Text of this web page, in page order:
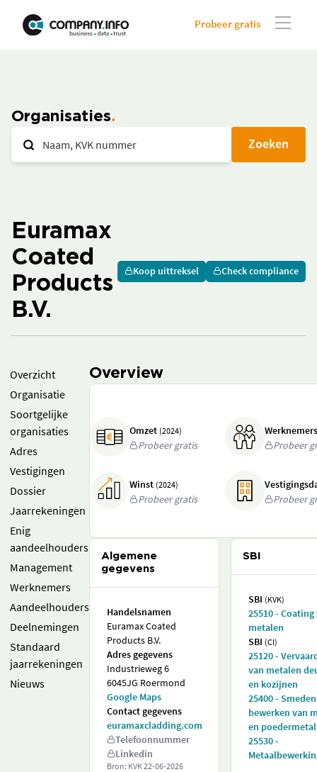
Probeer gratis
Organisaties
Zoeken
Euramax
Coated
Products
B.V.
Koop uittreksel Check compliance
Overzicht
Organisatie
Soortgelijke
organisaties
Adres
Vestigingen
Dossier
Jaarrekeningen
Enig
aandeelhouders
Management
Werknemers
Aandeelhouders
Deelnemingen
Standaard
jaarrekeningen
Nieuws
Overview
Omzet (2024)
Probeer gratis
Probeer
Winst (2024)
Probeer gratis
Probeer
Algemene
gegevens
Handelsnamen
Euramax Coated
Products B.V.
Adres gegevens
Industrieweg 6
6045JG Roermond
Google Maps
Contact gegevens
euramaxcladding.com
Telefoonnummer
Linkedin
Bron: KVK22-06-2026
SBI
SBI (KVK)
25510 - Coating
metalen
SBI (CI)
25120 -
van metalen
en kozijnen
25400 -
bewerken van
en
25530 -